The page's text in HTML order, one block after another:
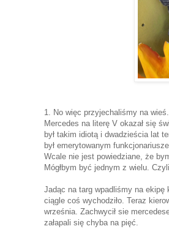
1. No więc przyjechaliśmy na
Mercedes na literę V okazał się
był takim idiotą i dwadzieścia lat
był emerytowanym
Wcale nie jest powiedziane, że
Mógłbym być jednym z wielu.
Jadąc na targ wpadliśmy na ekipę
ciągle coś wychodziło. Teraz
września. Zachwycił sie
załapali się chyba na pięć.